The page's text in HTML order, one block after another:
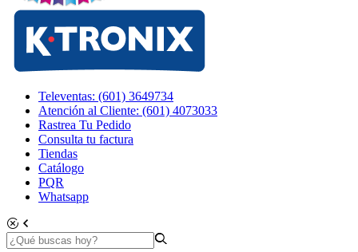
Televentas: (601) 3649734
Atención al Cliente: (601) 4073033
Rastrea Tu Pedido
Consulta tu factura
Tiendas
Catálogo
PQR
Whatsapp